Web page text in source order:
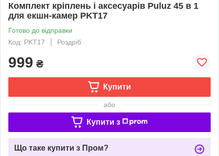
Комплект кріплень і аксесуарів Puluz 45 в 1
для екшн-камер PKT17
Готово до відправки
Код: PKT17
Роздріб
999 ₴
Купити
або
Купити з
Що таке купити з Пром?